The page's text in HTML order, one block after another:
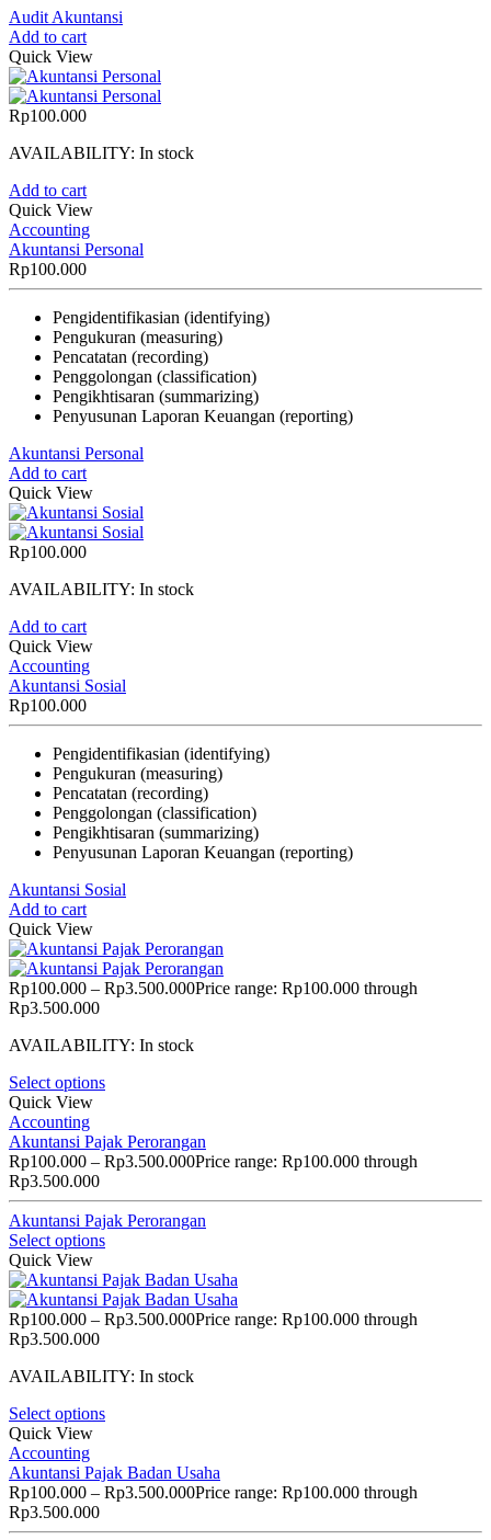
Audit Akuntansi
Add to cart
Quick View
Rp100.000
AVAILABILITY: In stock
Add to cart
Quick View
Accounting
Akuntansi Personal
Rp100.000
Pengidentifikasian (identifying)
Pengukuran (measuring)
Pencatatan (recording)
Penggolongan (classification)
Pengikhtisaran (summarizing)
Penyusunan Laporan Keuangan (reporting)
Akuntansi Personal
Add to cart
Quick View
Rp100.000
AVAILABILITY: In stock
Add to cart
Quick View
Accounting
Akuntansi Sosial
Rp100.000
Pengidentifikasian (identifying)
Pengukuran (measuring)
Pencatatan (recording)
Penggolongan (classification)
Pengikhtisaran (summarizing)
Penyusunan Laporan Keuangan (reporting)
Akuntansi Sosial
Add to cart
Quick View
Rp100.000 – Rp3.500.000Price range: Rp100.000 through
Rp3.500.000
AVAILABILITY: In stock
Select options
Quick View
Accounting
Akuntansi Pajak Perorangan
Rp100.000 – Rp3.500.000Price range: Rp100.000 through
Rp3.500.000
Akuntansi Pajak Perorangan
Select options
Quick View
Rp100.000 – Rp3.500.000Price range: Rp100.000 through
Rp3.500.000
AVAILABILITY: In stock
Select options
Quick View
Accounting
Akuntansi Pajak Badan Usaha
Rp100.000 – Rp3.500.000Price range: Rp100.000 through
Rp3.500.000